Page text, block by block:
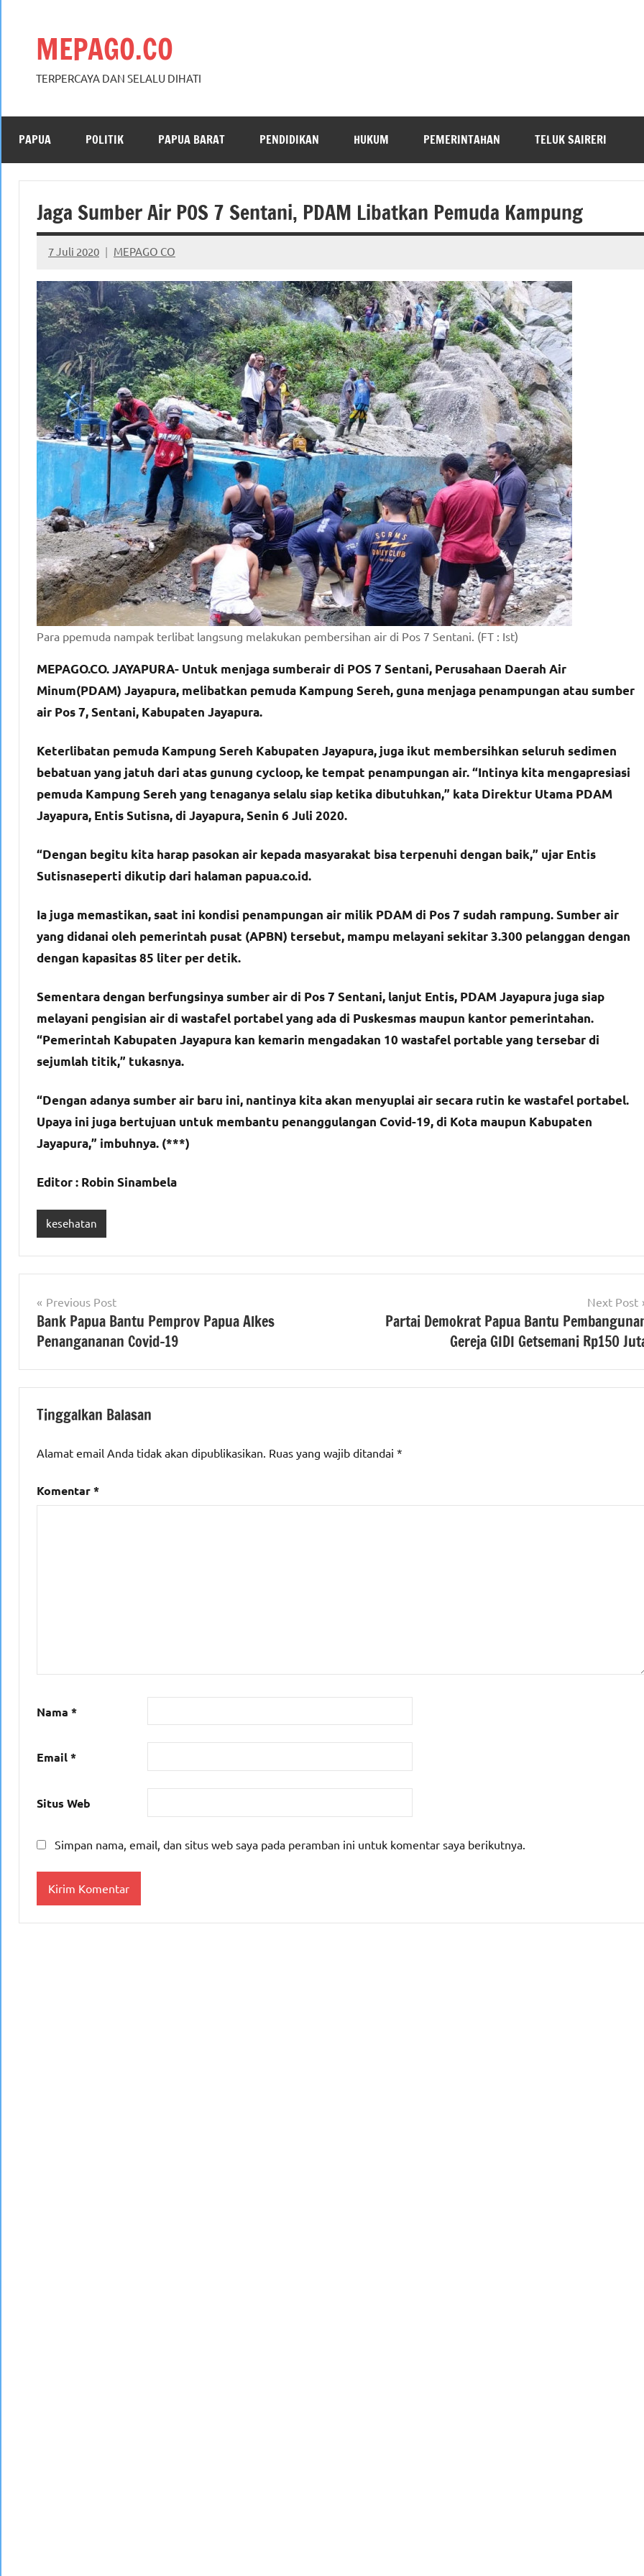
MEPAGO.CO
TERPERCAYA DAN SELALU DIHATI
PAPUA POLITIK PAPUA BARAT PENDIDIKAN HUKUM PEMERINTAHAN TELUK SAIRERI
Jaga Sumber Air POS 7 Sentani, PDAM Libatkan Pemuda Kampung
7 Juli 2020 MEPAGO CO
No
comments
Para ppemuda nampak terlibat langsung melakukan pembersihan air di Pos 7 Sentani. (FT : Ist)
MEPAGO.CO. JAYAPURA- Untuk menjaga sumberair di POS 7 Sentani, Perusahaan Daerah Air
Minum(PDAM) Jayapura, melibatkan pemuda Kampung Sereh, guna menjaga penampungan atau sumber
air Pos 7, Sentani, Kabupaten Jayapura.
Keterlibatan pemuda Kampung Sereh Kabupaten Jayapura, juga ikut membersihkan seluruh sedimen
bebatuan yang jatuh dari atas gunung cycloop, ke tempat penampungan air. “Intinya kita mengapresiasi
pemuda Kampung Sereh yang tenaganya selalu siap ketika dibutuhkan,” kata Direktur Utama PDAM
Jayapura, Entis Sutisna, di Jayapura, Senin 6 Juli 2020.
“Dengan begitu kita harap pasokan air kepada masyarakat bisa terpenuhi dengan baik,” ujar Entis
Sutisnaseperti dikutip dari halaman papua.co.id.
Ia juga memastikan, saat ini kondisi penampungan air milik PDAM di Pos 7 sudah rampung. Sumber air
yang didanai oleh pemerintah pusat (APBN) tersebut, mampu melayani sekitar 3.300 pelanggan dengan
dengan kapasitas 85 liter per detik.
Sementara dengan berfungsinya sumber air di Pos 7 Sentani, lanjut Entis, PDAM Jayapura juga siap
melayani pengisian air di wastafel portabel yang ada di Puskesmas maupun kantor pemerintahan.
“Pemerintah Kabupaten Jayapura kan kemarin mengadakan 10 wastafel portable yang tersebar di
sejumlah titik,” tukasnya.
“Dengan adanya sumber air baru ini, nantinya kita akan menyuplai air secara rutin ke wastafel portabel.
Upaya ini juga bertujuan untuk membantu penanggulangan Covid-19, di Kota maupun Kabupaten
Jayapura,” imbuhnya. (***)
Editor : Robin Sinambela
kesehatan
Navigasi
pos
Previous Post
Bank Papua Bantu Pemprov Papua Alkes
Penangananan Covid-19
Next Post
Partai Demokrat Papua Bantu
Gereja GIDI Getsemani Rp150
Tinggalkan Balasan
Alamat email Anda tidak akan dipublikasikan. Ruas yang wajib ditandai *
Komentar*
Nama *
Email*
Situs Web
Simpan nama, email, dan situs web saya pada peramban ini untuk komentar saya berikutnya.